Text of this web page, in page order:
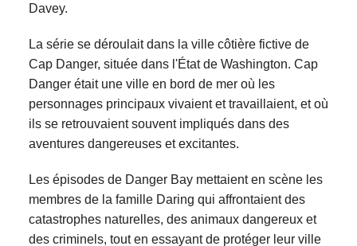
Davey.
La série se déroulait dans la ville côtière fictive de
Cap Danger, située dans l'État de Washington. Cap
Danger était une ville en bord de mer où les
personnages principaux vivaient et travaillaient, et où
ils se retrouvaient souvent impliqués dans des
aventures dangereuses et excitantes.
Les épisodes de Danger Bay mettaient en scène les
membres de la famille Daring qui affrontaient des
catastrophes naturelles, des animaux dangereux et
des criminels, tout en essayant de protéger leur ville